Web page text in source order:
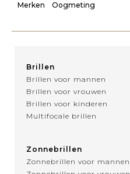
Merken Oogmeting
Brillen
Brillen voor mannen
Brillen voor vrouwen
Brillen voor kinderen
Multifocale brillen
Zonnebrillen
Zonnebrillen voor mannen